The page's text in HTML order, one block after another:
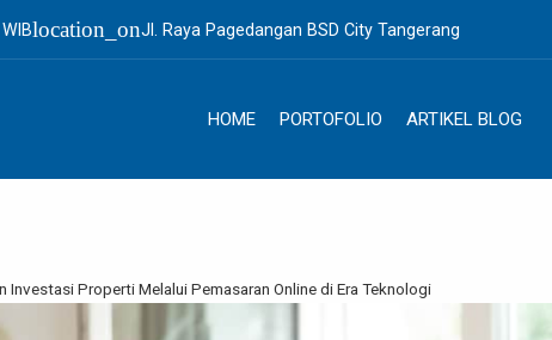
location_onJl. Raya Pagedangan BSD City Tangerang
HOME PORTOFOLIO ARTIKEL BLOG
Investasi Properti Melalui Pemasaran Online di Era Teknologi